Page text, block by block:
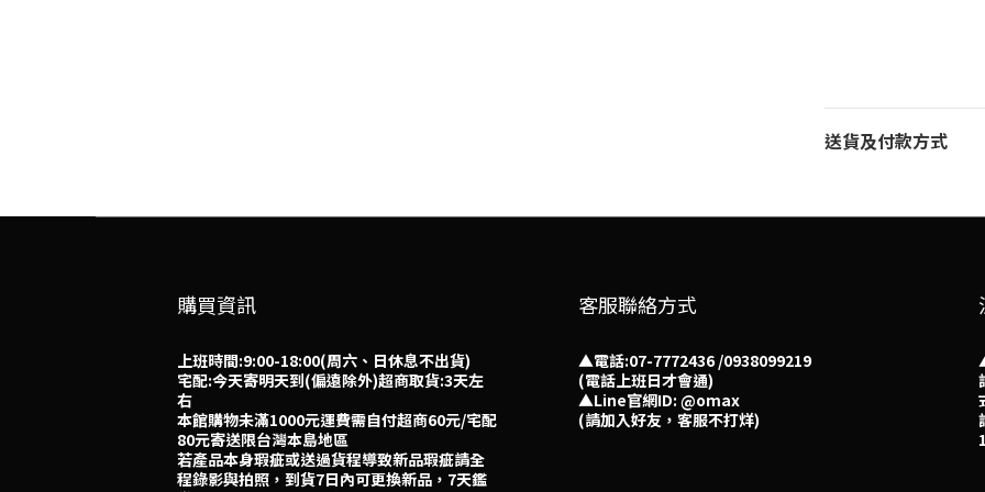
送貨及付款方式
購買資訊
上班時間:9:00-18:00(周六、日休息不出貨)
宅配:今天寄明天到(偏遠除外)超商取貨:3天左
右
本館購物未滿1000元運費需自付超商60元/宅配
80元寄送限台灣本島地區
若產品本身瑕疵或送過貨程導致新品瑕疵請全
程錄影與拍照，到貨7日內可更換新品，7天鑑
客服聯絡方式
▲電話:07-7772436 /0938099219
(電話上班日才會通)
▲Line官網ID: @omax​
(請加入好友，客服不打烊)